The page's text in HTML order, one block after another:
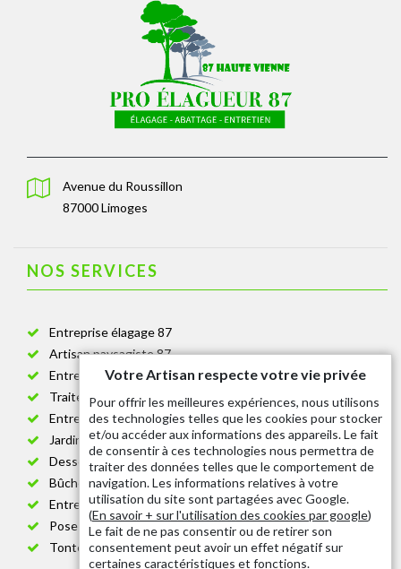
Avenue du Roussillon
87000 Limoges
NOS SERVICES
Entreprise élagage 87
Artisan paysagiste 87
Entreprise de jardinage 87
Traitement anti-chenille 87
Entreprise abattage arbre 87
Jardinier taille de haie 87
Dessouchage arbre et haie 87
Bûcheron 87
Entretien espace vert cimetière 87
Pose et changement grillage et clôture 87
Tonte de pelouse 87
Votre Artisan respecte votre vie privée
Pour offrir les meilleures expériences, nous utilisons
des technologies telles que les cookies pour stocker
et/ou accéder aux informations des appareils. Le fait
de consentir à ces technologies nous permettra de
traiter des données telles que le comportement de
navigation. Les informations relatives à votre
utilisation du site sont partagées avec Google.
(En savoir + sur l'utilisation des cookies par google)
Le fait de ne pas consentir ou de retirer son
consentement peut avoir un effet négatif sur
certaines caractéristiques et fonctions.